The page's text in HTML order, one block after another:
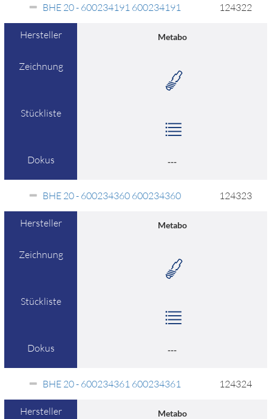
BHE 20 - 600234191 600234191 124322
Hersteller Metabo
Zeichnung
Stückliste
Dokus ---
BHE 20 - 600234360 600234360 124323
Hersteller Metabo
Zeichnung
Stückliste
Dokus ---
BHE 20 - 600234361 600234361 124324
Hersteller Metabo